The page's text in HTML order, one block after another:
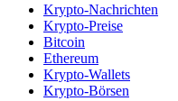
Krypto-Nachrichten
Krypto-Preise
Bitcoin
Ethereum
Krypto-Wallets
Krypto-Börsen